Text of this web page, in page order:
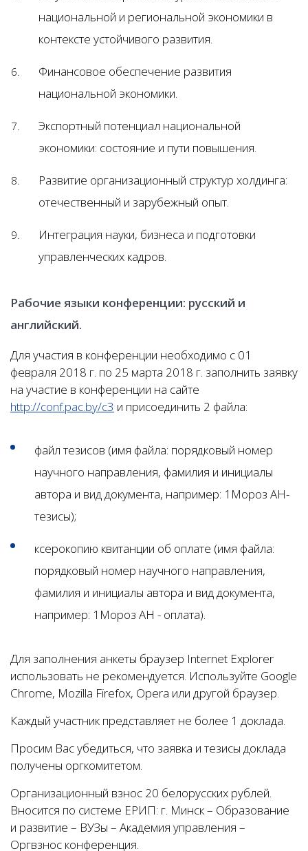
национальной и региональной экономики в
контексте устойчивого развития.
Финансовое обеспечение развития
национальной экономики.
Экспортный потенциал национальной
экономики: состояние и пути повышения.
Развитие организационный структур холдинга:
отечественный и зарубежный опыт.
Интеграция науки, бизнеса и подготовки
управленческих кадров.
Рабочие языки конференции: русский и
английский.
Для участия в конференции необходимо с 01
февраля 2018 г. по 25 марта 2018 г. заполнить заявку
на участие в конференции на сайте
http://conf.pac.by/c3 и присоединить 2 файла:
файл тезисов (имя файла: порядковый номер
научного направления, фамилия и инициалы
автора и вид документа, например: 1Мороз АН-
тезисы);
ксерокопию квитанции об оплате (имя файла:
порядковый номер научного направления,
фамилия и инициалы автора и вид документа,
например: 1Мороз АН - оплата).
Для заполнения анкеты браузер Internet Explorer
использовать не рекомендуется. Используйте Google
Chrome, Mozilla Firefox, Opera или другой браузер.
Каждый участник представляет не более 1 доклада.
Просим Вас убедиться, что заявка и тезисы доклада
получены оргкомитетом.
Организационный взнос 20 белорусских рублей.
Вносится по системе ЕРИП: г. Минск – Образование
и развитие – ВУЗы – Академия управления –
Оргвзнос конференция.